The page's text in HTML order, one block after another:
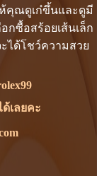
ณดูเก๋ขึ้นและดูมี
ซื้อสร้อยเส้นเล็ก
ะได้โชว์ความสวย
ด้เลยคะ